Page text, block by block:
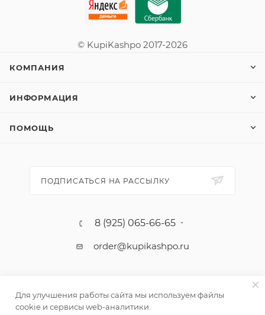
© KupiKashpo 2017-2026
КОМПАНИЯ
ИНФОРМАЦИЯ
ПОМОЩЬ
ПОДПИСАТЬСЯ НА РАССЫЛКУ
8 (925) 065-66-65
order@kupikashpo.ru
Для улучшения работы сайта мы используем файлы
cookie и сервисы web-аналитики.